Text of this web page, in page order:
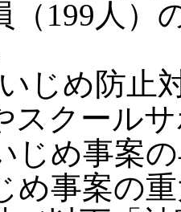
（199人）
じめ防止
スクール
じめ事案
め事案の